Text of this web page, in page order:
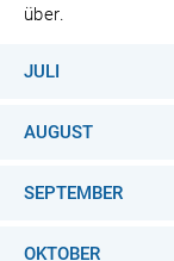
über.
JULI
AUGUST
SEPTEMBER
OKTOBER